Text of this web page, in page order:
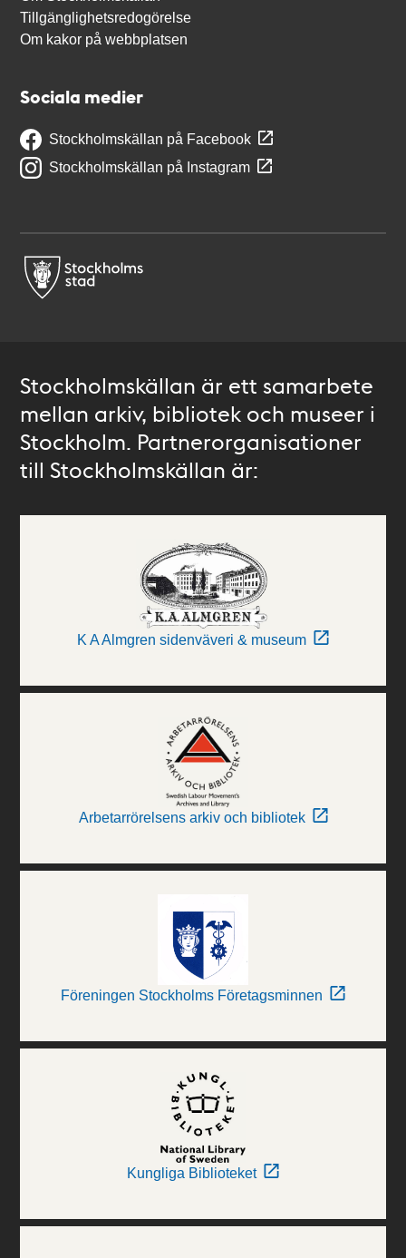
Tillgänglighetsredogörelse
Om kakor på webbplatsen
Sociala medier
Stockholmskällan på Facebook
Stockholmskällan på Instagram
Stockholmskällan är ett samarbete
mellan arkiv, bibliotek och museer i
Stockholm. Partnerorganisationer
till Stockholmskällan är:
K A Almgren sidenväveri & museum
Arbetarrörelsens arkiv och bibliotek
Föreningen Stockholms Företagsminnen
Kungliga Biblioteket